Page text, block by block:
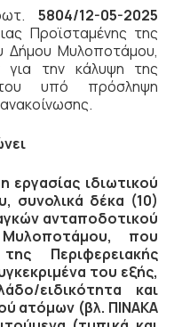
5804/12-05-2025
Προϊσταμένης της
Δήμου Μυλοποτάμου,
την κάλυψη της
υπό πρόσληψη
ιδιωτικού
συνολικά δέκα (10)
ανταποδοτικού
που
Περιφερειακής
του εξής,
ειδικότητα και
ατόμων (βλ. ΠΙΝΑΚΑ